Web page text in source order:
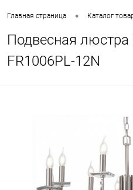
Главная страница • Каталог
Подвесная люстра
FR1006PL-12N